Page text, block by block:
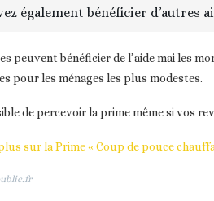
également bénéficier d’autres
peuvent bénéficier de l’aide mai les
pour les ménages les plus modestes.
de percevoir la prime même si vos
sur la Prime « Coup de pouce